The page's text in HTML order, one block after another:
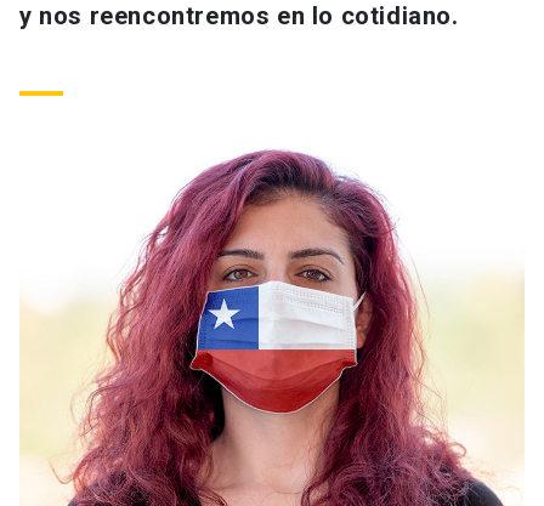
Estudiantes
launch
Padres y familia
Vecinos launch
ACCESOS DIRECTOS
launch
Biblioteca launch
Donaciones launch
y nos reencontremos en lo cotidiano.